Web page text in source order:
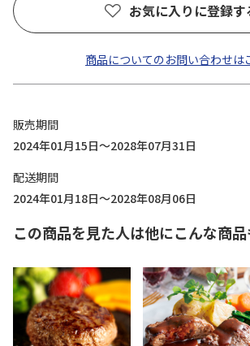
お気に入りに登録す
商品についてのお問い合わせは
販売期間
2024年01月15日～2028年07月31日
配送期間
2024年01月18日～2028年08月06日
この商品を見た人は他にこんな商